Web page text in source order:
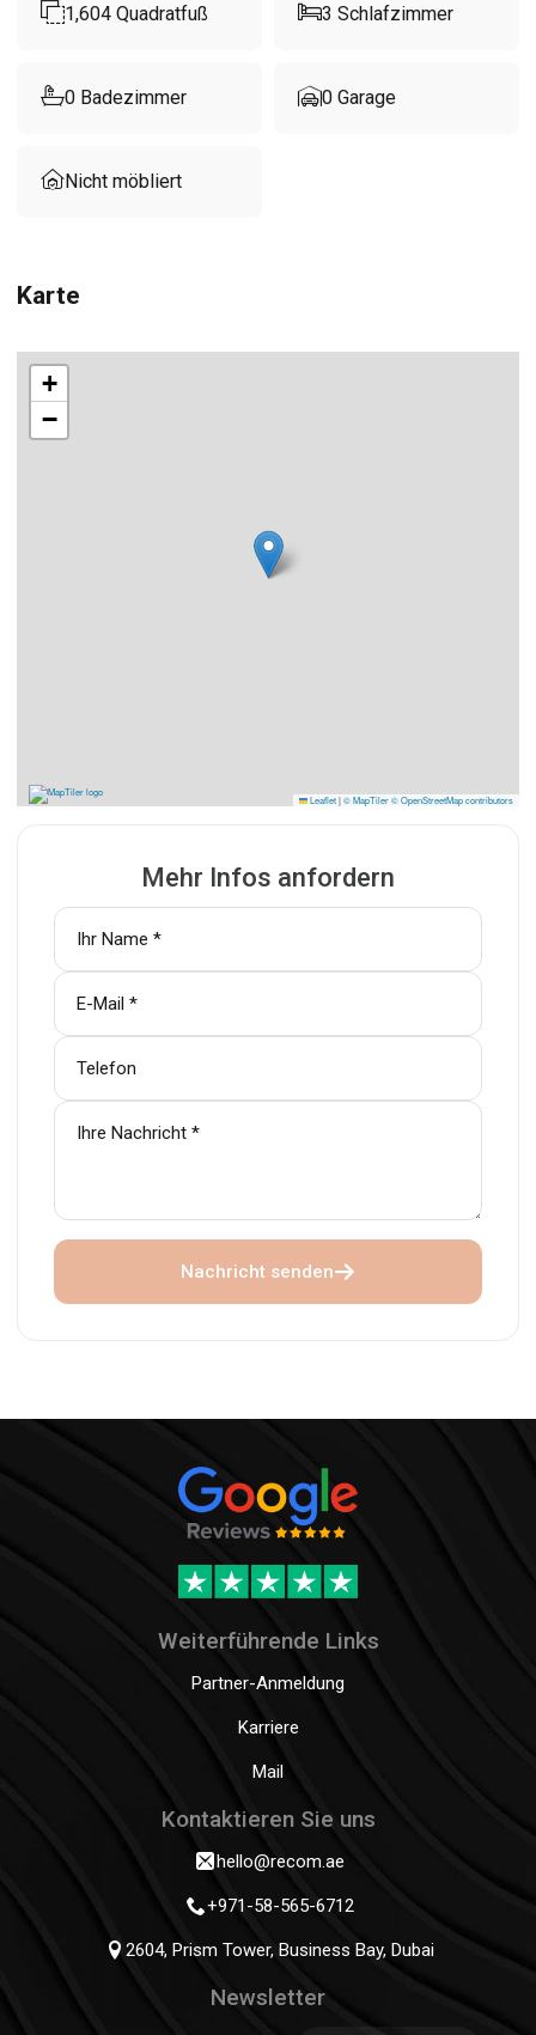
1,604 Quadratfuß 3 Schlafzimmer
0 Badezimmer 0 Garage
Nicht möbliert
Karte
+
−
Leaflet|© MapTiler© OpenStreetMap contributors
Mehr Infos anfordern
Nachricht senden
Weiterführende Links
Partner-Anmeldung
Karriere
Mail
Kontaktieren Sie uns
hello@recom.ae
+971-58-565-6712
2604, Prism Tower, Business Bay, Dubai
Newsletter